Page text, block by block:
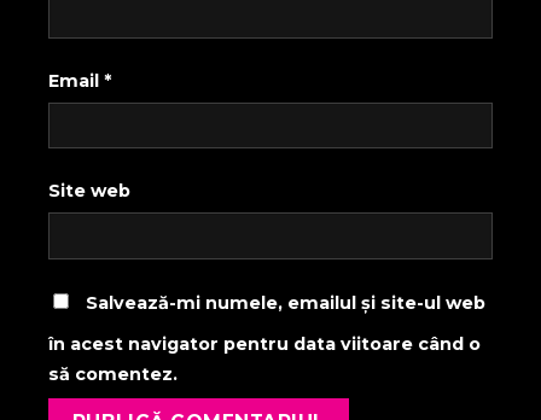
Email *
Site web
Salvează-mi numele, emailul și site-ul web
în acest navigator pentru data viitoare când o
să comentez.